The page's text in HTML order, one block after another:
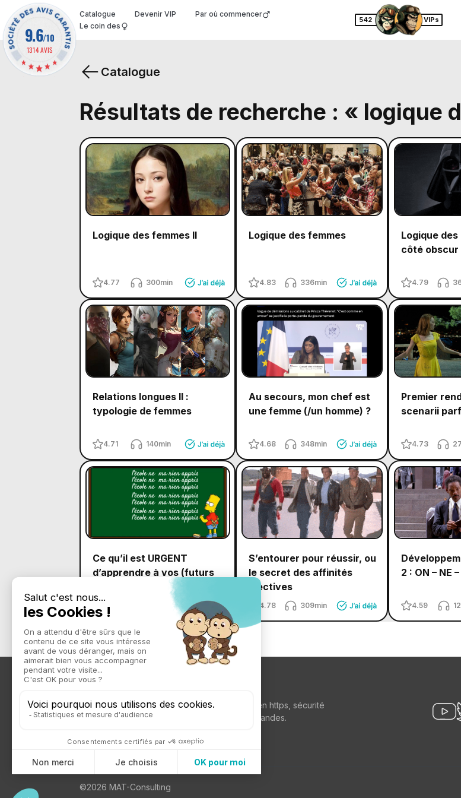
Catalogue Devenir VIP
Par où commencer
Le coin des
542 VIPs
Catalogue
Résultats de recherche : « logique
Logique des femmes II
4.77 300min
Logique des femmes
4.83 336min
Logique des
côté obscur
4.79
Relations longues II :
typologie de femmes
4.71 140min
Au secours, mon chef est
une femme (/un homme) ?
4.68 348min
Premier
scenarii
4.73
Ce qu’il est URGENT
d’apprendre à vos (futurs
4.82
S’entourer pour réussir, ou
le secret des affinités
électives
4.78 309min
2 : ON – NE
4.59
L’intégralité du site est en https, sécurité
parfaite pour vos commandes.
©2026 MAT-Consulting
9.6/10
1314 AVIS